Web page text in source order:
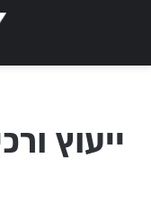
ייעוץ